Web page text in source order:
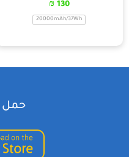
130
₪
20000mAh/37Wh
حمل